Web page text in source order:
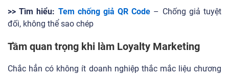
>> Tìm hiểu: Tem chống giả QR Code – Chống giả tuyệt
đối, không thể sao chép
Tầm quan trọng khi làm Loyalty Marketing
Chắc hẳn có không ít doanh nghiệp thắc mắc liệu chương